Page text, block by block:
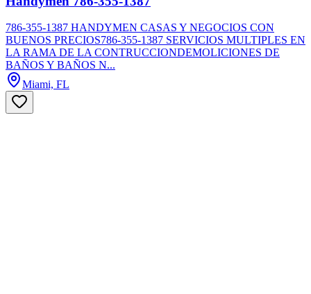
786-355-1387 HANDYMEN CASAS Y NEGOCIOS CON
BUENOS PRECIOS786-355-1387 SERVICIOS MULTIPLES EN
LA RAMA DE LA CONTRUCCIONDEMOLICIONES DE
BAÑOS Y BAÑOS N...
Miami, FL